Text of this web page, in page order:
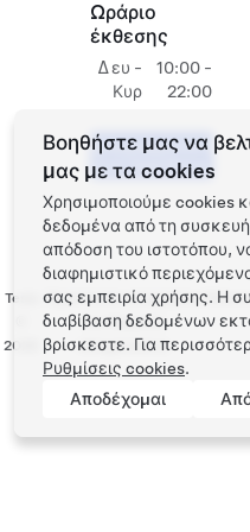
Ωράριο
έκθεσης
Δευ -
Κυρ
10:00 -
22:00
Προγραμματίστε
ένα Test Drive
Tesla
2026
Προστασία απορρήτου
και Νομικές
υποχρεώσεις
Βοηθήστε μας να
μας με τα cookies
Χρησιμοποιούμε cookies
δεδομένα από τη
απόδοση του ιστοτόπου,
διαφημιστικό
σας εμπειρία χρήσης. Η
διαβίβαση δεδομένων
βρίσκεστε. Για
Ρυθμίσεις cookies.
Αποδέχομαι